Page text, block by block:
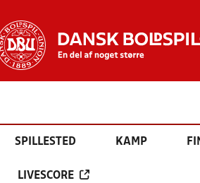
SPILLESTED KAMP
LIVESCORE